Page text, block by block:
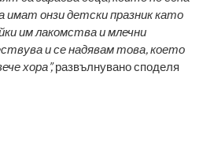
имат онзи детски празник като
им лакомства и млечни
и се надявам това, което
хора”,развълнувано споделя